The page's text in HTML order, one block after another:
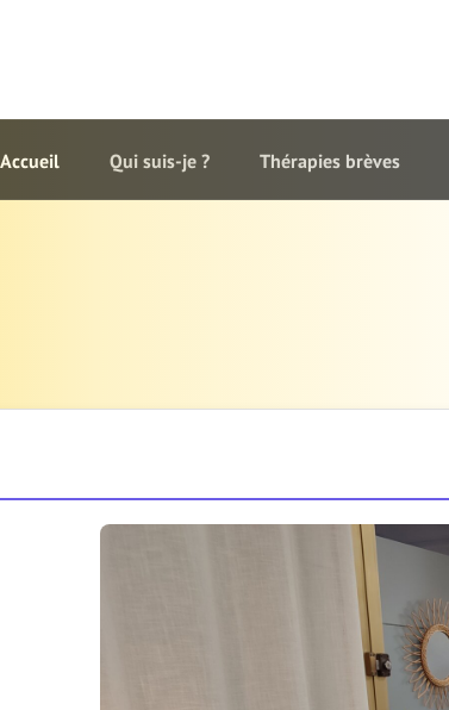
Accueil Qui suis-je ? Thérapies brèves